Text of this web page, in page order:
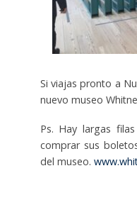
Si viajas pronto a
nuevo museo
Ps. Hay largas
comprar sus
del museo.